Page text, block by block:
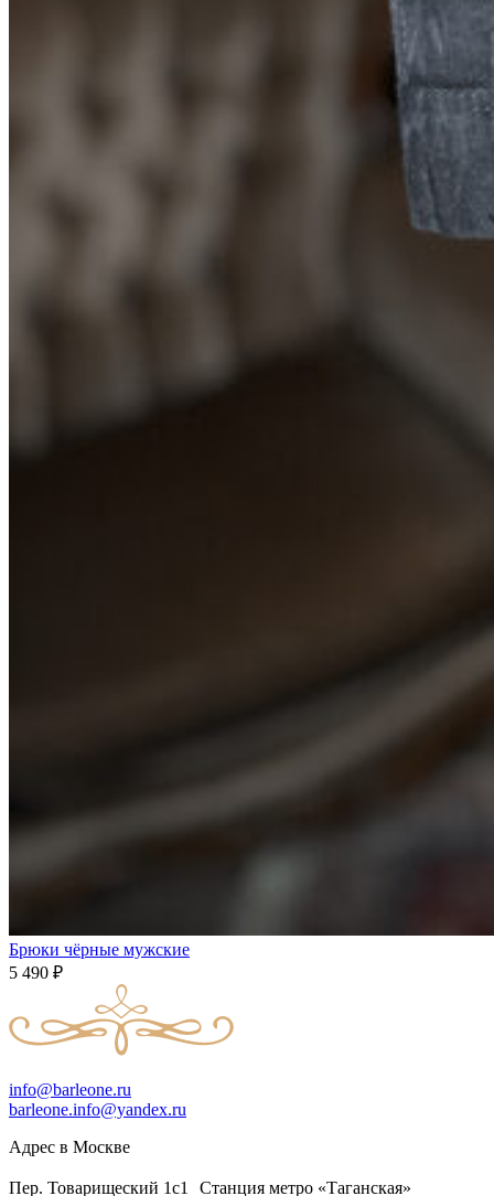
Брюки чёрные мужские
5 490 ₽
info@barleone.ru
barleone.info@yandex.ru
Адрес в Москве
Пер. Товарищеский 1с1 Станция метро «Таганская»